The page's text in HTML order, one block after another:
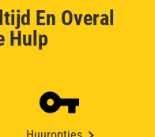
En Overal
Hulp